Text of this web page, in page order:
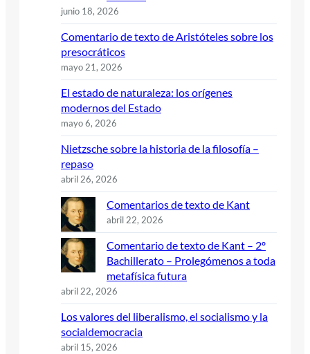
junio 18, 2026
Comentario de texto de Aristóteles sobre los
presocráticos
mayo 21, 2026
El estado de naturaleza: los orígenes
modernos del Estado
mayo 6, 2026
Nietzsche sobre la historia de la filosofía –
repaso
abril 26, 2026
Comentarios de texto de Kant
abril 22, 2026
Comentario de texto de Kant – 2º
Bachillerato – Prolegómenos a toda
metafísica futura
abril 22, 2026
Los valores del liberalismo, el socialismo y la
socialdemocracia
abril 15, 2026